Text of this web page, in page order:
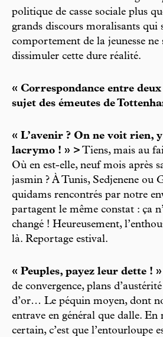
politique de casse sociale plus
grands discours moralisants qui
comportement de la jeunesse ne
dissimuler cette dure réalité.
« Correspondance entre
sujet des émeutes de
« L’avenir ? On ne voit rien,
lacrymo ! » > Tiens, mais au
Où en est-elle, neuf mois après
jasmin ? À Tunis, Sedjenene ou
quidams rencontrés par notre
partagent le même constat : ça
changé ! Heureusement,
là. Reportage estival.
« Peuples, payez leur dette !
de convergence, plans
d’or… Le péquin moyen, dont
entrave en général que dalle. En
certain, c’est que l’entourloupe